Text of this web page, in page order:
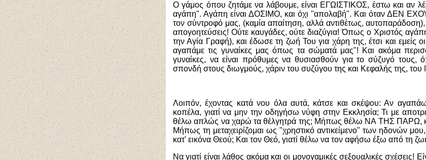
Ο γάμος όπου ζητάμε να λάβουμε, είναι ΕΓΩΙΣΤΙΚΟΣ, έστω και αν
αγάπη". Αγάπη είναι ΔΟΣΙΜΟ, και όχι "απολαβή". Και όταν ΔΕΝ
τον σύντροφό μας, (καμία απαίτηση, αλλά αντιθέτως, αυτοπαράδοση),
απογοητεύσεις! Ούτε καυγάδες, ούτε διαζύγια! Όπως ο Χριστός
την Αγία Γραφή), και έδωσε τη ζωή Του για χάρη της, έτσι και εμείς
αγαπάμε τις γυναίκες μας όπως τα σώματά μας"! Και ακόμα
γυναίκες, να είναι πρόθυμες να θυσιασθούν για το σύζυγό τους,
σπονδή στους διωγμούς, χάριν του συζύγου της και Κεφαλής της, του
Λοιπόν, έχοντας κατά νου όλα αυτά, κάτσε και σκέψου: Αν
κοπέλα, γιατί να μην την οδηγήσω νύφη στην Εκκλησία; Τι με
θέλω απλώς να χαρώ τα θέλγητρά της; Μήπως θέλω ΝΑ ΤΗΣ ΠΑΡΩ,
Μήπως τη μεταχειρίζομαι ως "χρηστικό αντικείμενο" των ηδονών
κατ' εικόνα Θεού; Και τον Θεό, γιατί θέλω να τον αφήσω έξω από τη
Να γιατί είναι λάθος ακόμα και οι μονογαμικές σεξουαλικές